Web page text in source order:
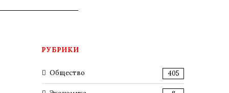
РУБРИКИ
Общество 405